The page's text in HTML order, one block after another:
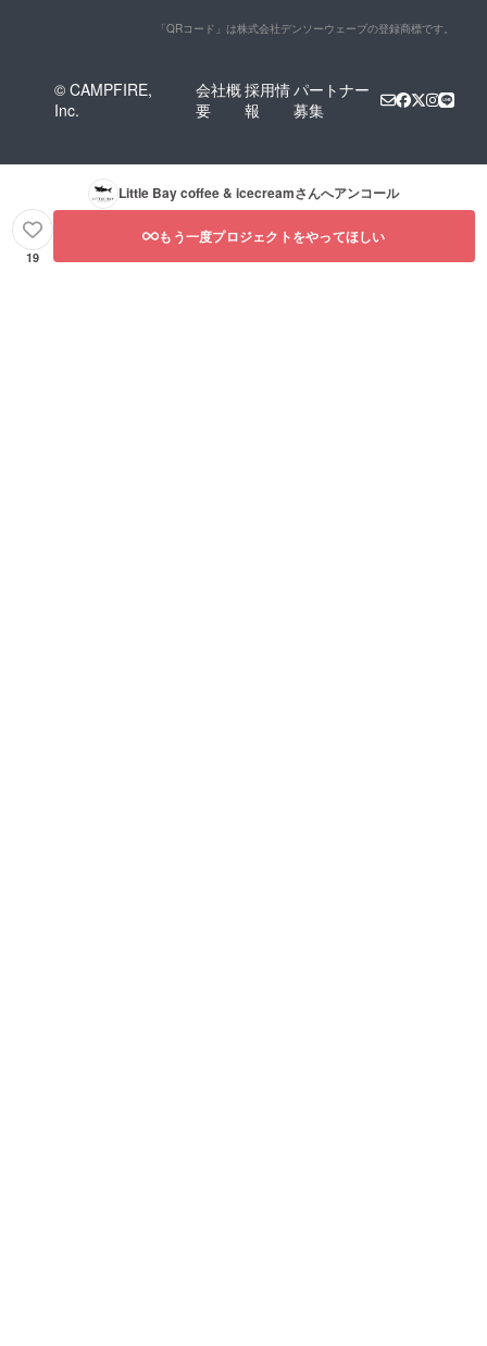
「QRコード」は株式会社デンソーウェーブの登録商標です。
© CAMPFIRE,
Inc.
会社概
要
採用情
報
パートナー
募集
Little Bay coffee & icecreamさんへアンコール
19
もう一度プロジェクトをやってほしい